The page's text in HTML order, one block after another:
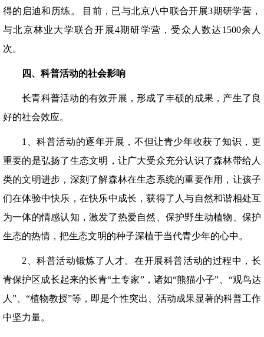
得的启迪和历练。 目前，已与北京八中联合开展3期研学营，
与北京林业大学联合开展4期研学营，受众人数达1500余人
次。
四、科普活动的社会影响
长青科普活动的有效开展，形成了丰硕的成果，产生了良
好的社会效应。
1、科普活动的逐年开展，不但让青少年收获了知识，更
重要的是弘扬了生态文明，让广大受众充分认识了森林带给人
类的文明进步，深刻了解森林在生态系统的重要作用，让孩子
们在体验中快乐，在快乐中成长，获得了人与自然和谐相处互
为一体的情感认知，激发了热爱自然、保护野生动植物、保护
生态的热情，把生态文明的种子深植于当代青少年的心中。
2、科普活动锻炼了人才。在开展科普活动的过程中，长
青保护区成长起来的长青“土专家”，诸如“熊猫小子”、“观鸟达
人”、“植物教授”等，即是个性突出、活动成果显著的科普工作
中坚力量。